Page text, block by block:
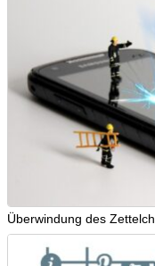
Überwindung des